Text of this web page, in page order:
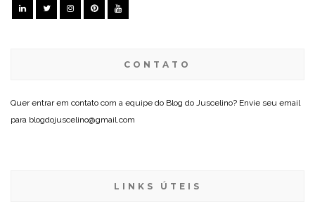
CONTATO
Quer entrar em contato com a equipe do Blog do Juscelino? Envie seu email
para blogdojuscelino@gmail.com
LINKS ÚTEIS